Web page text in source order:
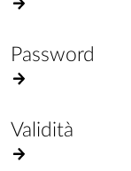
Password
Validità